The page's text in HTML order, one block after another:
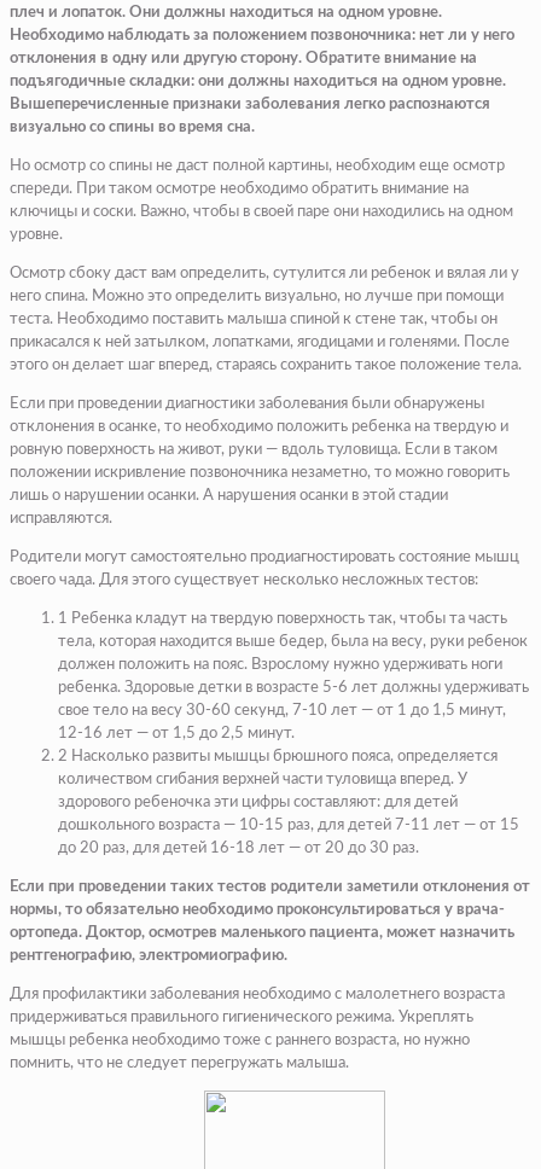
плеч и лопаток. Они должны находиться на одном уровне.
Необходимо наблюдать за положением позвоночника: нет ли у него
отклонения в одну или другую сторону. Обратите внимание на
подъягодичные складки: они должны находиться на одном уровне.
Вышеперечисленные признаки заболевания легко распознаются
визуально со спины во время сна.
Но осмотр со спины не даст полной картины, необходим еще осмотр
спереди. При таком осмотре необходимо обратить внимание на
ключицы и соски. Важно, чтобы в своей паре они находились на одном
уровне.
Осмотр сбоку даст вам определить, сутулится ли ребенок и вялая ли у
него спина. Можно это определить визуально, но лучше при помощи
теста. Необходимо поставить малыша спиной к стене так, чтобы он
прикасался к ней затылком, лопатками, ягодицами и голенями. После
этого он делает шаг вперед, стараясь сохранить такое положение тела.
Если при проведении диагностики заболевания были обнаружены
отклонения в осанке, то необходимо положить ребенка на твердую и
ровную поверхность на живот, руки — вдоль туловища. Если в таком
положении искривление позвоночника незаметно, то можно говорить
лишь о нарушении осанки. А нарушения осанки в этой стадии
исправляются.
Родители могут самостоятельно продиагностировать состояние мышц
своего чада. Для этого существует несколько несложных тестов:
1 Ребенка кладут на твердую поверхность так, чтобы та часть
тела, которая находится выше бедер, была на весу, руки ребенок
должен положить на пояс. Взрослому нужно удерживать ноги
ребенка. Здоровые детки в возрасте 5-6 лет должны удерживать
свое тело на весу 30-60 секунд, 7-10 лет — от 1 до 1,5 минут,
12-16 лет — от 1,5 до 2,5 минут.
2 Насколько развиты мышцы брюшного пояса, определяется
количеством сгибания верхней части туловища вперед. У
здорового ребеночка эти цифры составляют: для детей
дошкольного возраста — 10-15 раз, для детей 7-11 лет — от 15
до 20 раз, для детей 16-18 лет — от 20 до 30 раз.
Если при проведении таких тестов родители заметили отклонения от
нормы, то обязательно необходимо проконсультироваться у врача-
ортопеда. Доктор, осмотрев маленького пациента, может назначить
рентгенографию, электромиографию.
Для профилактики заболевания необходимо с малолетнего возраста
придерживаться правильного гигиенического режима. Укреплять
мышцы ребенка необходимо тоже с раннего возраста, но нужно
помнить, что не следует перегружать малыша.